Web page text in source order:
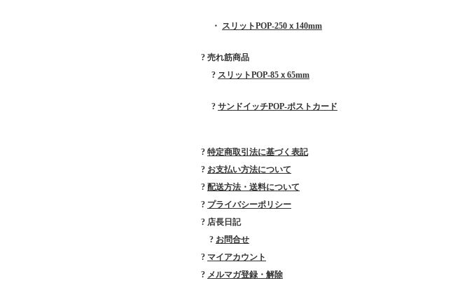
・ スリットPOP-250ｘ140mm
? 売れ筋商品
? スリットPOP-85ｘ65mm
? サンドイッチPOP-ポストカード
? 特定商取引法に基づく表記
? お支払い方法について
? 配送方法・送料について
? プライバシーポリシー
? 店長日記
? お問合せ
? マイアカウント
? メルマガ登録・解除